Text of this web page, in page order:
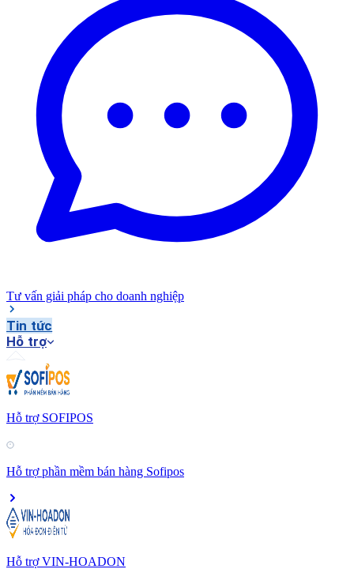
Tư vấn giải pháp cho doanh nghiệp
Tin tức
Hỗ trợ
Hỗ trợ SOFIPOS
Hỗ trợ phần mềm bán hàng Sofipos
Hỗ trợ VIN-HOADON